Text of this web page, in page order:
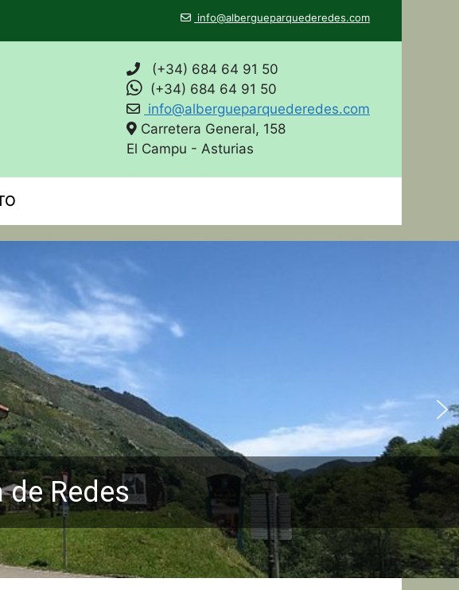
info@albergueparquederedes.com
(+34) 684 64 91 50
(+34) 684 64 91 50
info@albergueparquederedes.com
Carretera General, 158
El Campu - Asturias
de Redes